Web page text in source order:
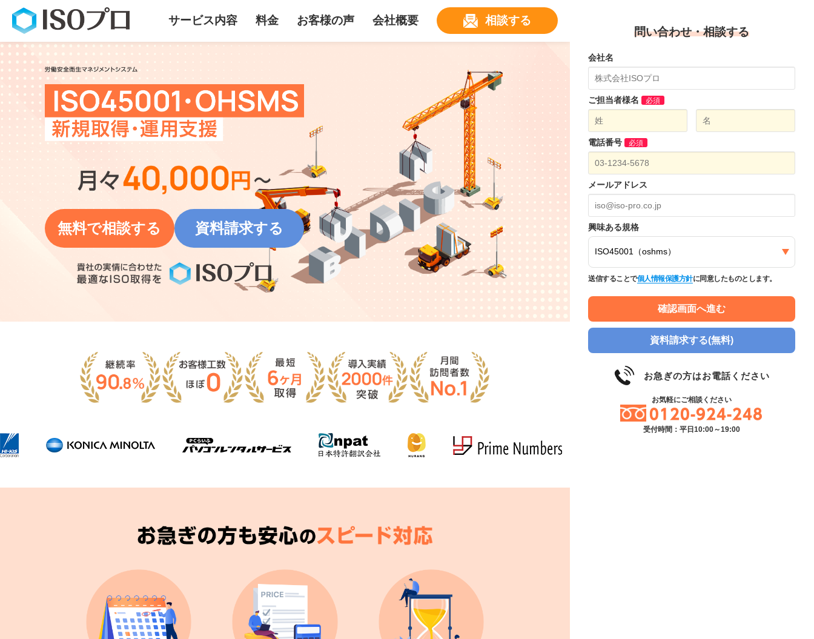
サービス内容 料金 お客様の声 会社概要
相談する
問い合わせ・相談する
会社名
ご担当者様名 必須
電話番号 必須
メールアドレス
興味ある規格
送信することで個人情報保護方針に同意したものとします。
資料請求する(無料)
お急ぎの方はお電話ください
お気軽にご相談ください
0120-924-248
受付時間：平日10:00～19:00
無料で相談する 資料請求する